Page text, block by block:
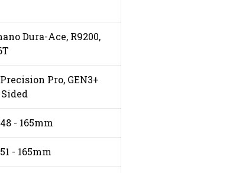
Dura-Ace, R9200,
Pro, GEN3+
- 165mm
- 165mm